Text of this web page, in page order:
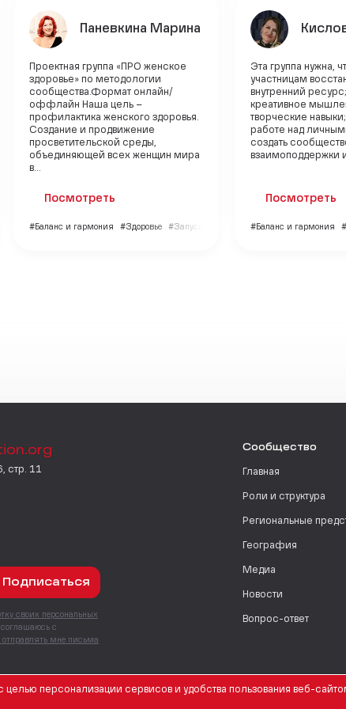
и дети
Паневкина Марина
Проектная группа «ПРО женское
здоровье» по методологии
сообщества.Формат онлайн/
оффлайн Наша цель –
профилактика женского здоровья.
Создание и продвижение
просветительской среды,
объединяющей всех женщин мира
в...
Посмотреть
#Баланс и гармония #Здоровье #Запуск бизнес-проекта
Эта группа нужна,
участницам
внутренний
креативное
творческие
работе над
создать
взаимоподдержки
Посмотреть
#Баланс и гармония
стр. 11
Подписаться
своих персональных
с
мне письма
Сообщество
Главная
Роли и структура
Региональные
География
Медиа
Новости
Вопрос-ответ
целью персонализации сервисов и удобства пользования веб-